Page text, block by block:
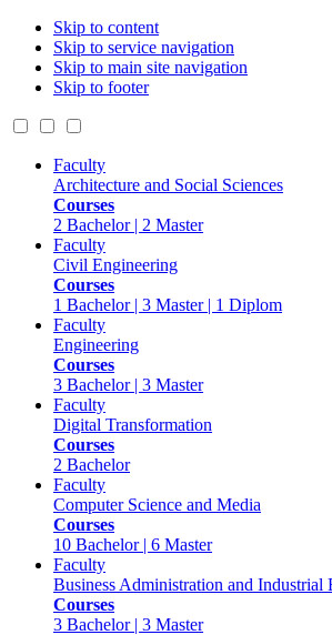
Skip to content
Skip to service navigation
Skip to main site navigation
Skip to footer
Faculty
Architecture and Social Sciences
Courses
2 Bachelor | 2 Master
Faculty
Civil Engineering
Courses
1 Bachelor | 3 Master | 1 Diplom
Faculty
Engineering
Courses
3 Bachelor | 3 Master
Faculty
Digital Transformation
Courses
2 Bachelor
Faculty
Computer Science and Media
Courses
10 Bachelor | 6 Master
Faculty
Business Administration and Industrial
Courses
3 Bachelor | 3 Master